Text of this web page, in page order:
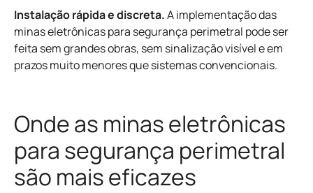
Instalação rápida e discreta.A implementação das
minas eletrônicas para segurança perimetral pode ser
feita sem grandes obras, sem sinalização visível e em
prazos muito menores que sistemas convencionais.
Onde as minas eletrônicas
para segurança perimetral
são mais eficazes